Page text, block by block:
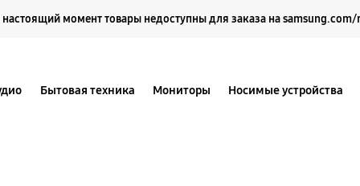
настоящий момент товары недоступны для заказа на samsung.com/
Бытовая техника Мониторы Носимые устройства